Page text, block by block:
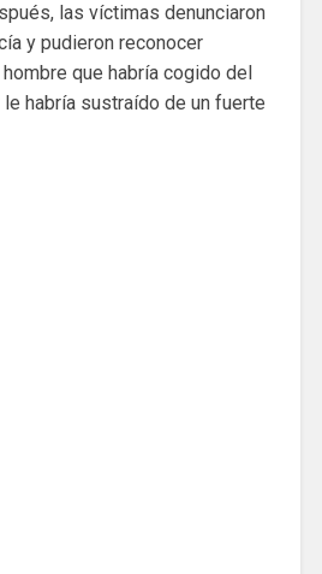
las víctimas denunciaron
y pudieron reconocer
que habría cogido del
habría sustraído de un fuerte